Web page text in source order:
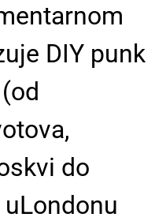
DIY punk
do